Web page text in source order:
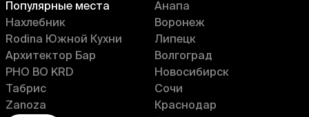
Популярные места
Нахлебник
Rodina Южной Кухни
Архитектор Бар
PHO BO KRD
Табрис
Zanoza
Анапа
Воронеж
Липецк
Волгоград
Новосибирск
Сочи
Краснодар